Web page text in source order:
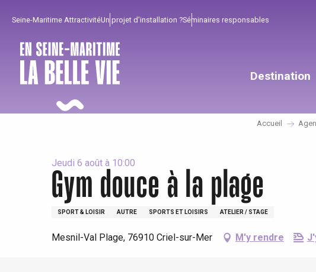
principal
Seine-Maritime AttractivitéUn projet d'installation ?Séminaires responsables
Destination
Pour profiter
Tout l'agenda
Incontournables
Lieux branchés
Bien de chez nous !
Séjours en bord de
Accueil
Jeudi 6 août à 10:00
Gym douce à la plage
SPORT & LOISIR AUTRE SPORTS ET LOISIRS ATELIER / STAGE
Mesnil-Val Plage, 76910 Criel-sur-Mer M'y rendre